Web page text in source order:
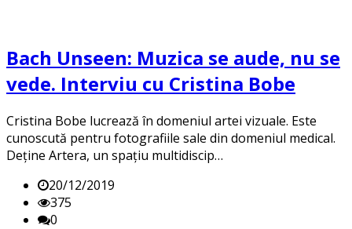
Bach Unseen: Muzica se aude, nu se
vede. Interviu cu Cristina Bobe
Cristina Bobe lucrează în domeniul artei vizuale. Este
cunoscută pentru fotografiile sale din domeniul medical.
Deține Artera, un spațiu multidiscip…
20/12/2019
375
0